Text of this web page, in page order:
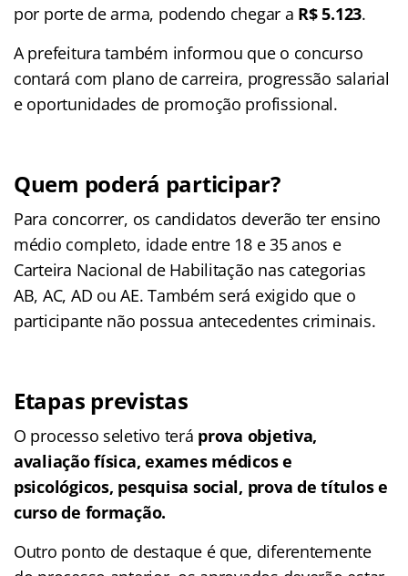
por porte de arma, podendo chegar a R$ 5.123.
A prefeitura também informou que o concurso
contará com plano de carreira, progressão salarial
e oportunidades de promoção profissional.
Quem poderá participar?
Para concorrer, os candidatos deverão ter ensino
médio completo, idade entre 18 e 35 anos e
Carteira Nacional de Habilitação nas categorias
AB, AC, AD ou AE. Também será exigido que o
participante não possua antecedentes criminais.
Etapas previstas
O processo seletivo terá prova objetiva,
avaliação física, exames médicos e
psicológicos, pesquisa social, prova de títulos e
curso de formação.
Outro ponto de destaque é que, diferentemente